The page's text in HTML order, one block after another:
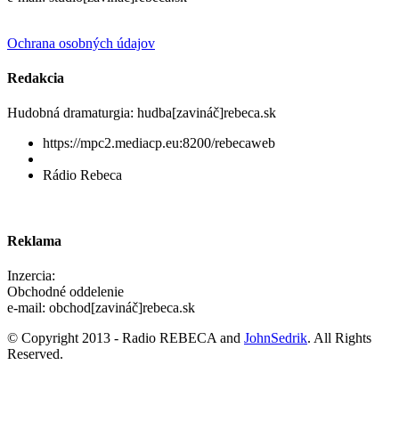
Ochrana osobných údajov
Redakcia
Hudobná dramaturgia: hudba[zavináč]rebeca.sk
https://mpc2.mediacp.eu:8200/rebecaweb
Rádio Rebeca
Reklama
Inzercia:
Obchodné oddelenie
e-mail: obchod[zavináč]rebeca.sk
© Copyright 2013 - Radio REBECA and JohnSedrik. All Rights
Reserved.